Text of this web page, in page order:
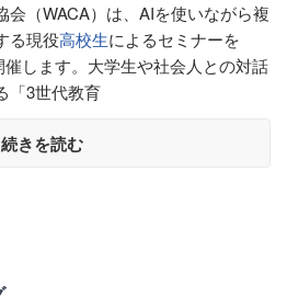
（WACA）は、AIを使いながら複
る現役高校生によるセミナーを
します。大学生や社会人との対話
「3世代教育
続きを読む